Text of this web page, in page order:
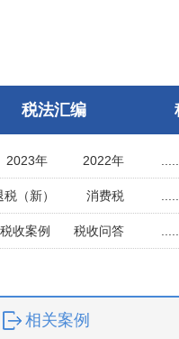
税法汇编
2023年
2022年
2018年
2017年
2013年
2012年
2008年
2007年
1998年
1997年
1993年
1992年
（新）
消费税
用税
土地使用税
辆购置税
车船税
）
税收征管法
税收案例
税收问答
自然人电子税务局
相关案例